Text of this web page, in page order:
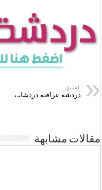
السابق
دردشة عراقية دردشات
مقالات مشابهة